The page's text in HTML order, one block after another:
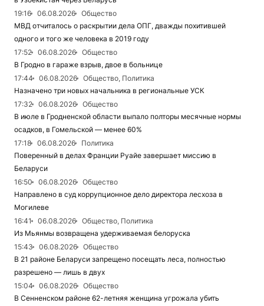
19:16
06.08.2026
Общество
МВД отчиталось о раскрытии дела ОПГ, дважды похитившей
одного и того же человека в 2019 году
17:52
06.08.2026
Общество
В Гродно в гараже взрыв, двое в больнице
17:44
06.08.2026
Общество, Политика
Назначено три новых начальника в региональные УСК
17:32
06.08.2026
Общество
В июле в Гродненской области выпало полторы месячные нормы
осадков, в Гомельской — менее 60%
17:18
06.08.2026
Политика
Поверенный в делах Франции Руайе завершает миссию в
Беларуси
16:50
06.08.2026
Общество
Направлено в суд коррупционное дело директора лесхоза в
Могилеве
16:41
06.08.2026
Общество, Политика
Из Мьянмы возвращена удерживаемая белоруска
15:43
06.08.2026
Общество
В 21 районе Беларуси запрещено посещать леса, полностью
разрешено — лишь в двух
15:04
06.08.2026
Общество
В Сенненском районе 62-летняя женщина угрожала убить